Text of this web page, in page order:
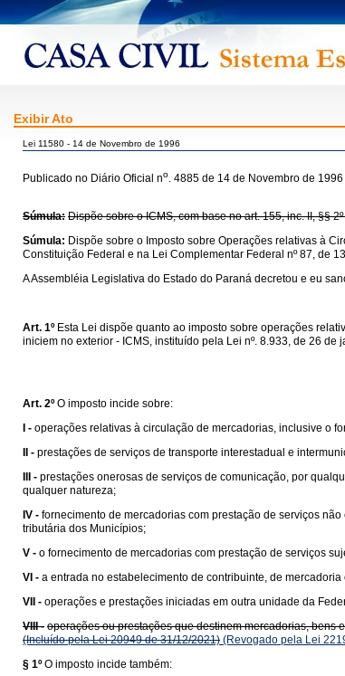
Exibir Ato
Lei 11580 - 14 de Novembro de 1996
Publicado no Diário Oficial no. 4885 de 14 de Novembro de 1996
Súmula: Dispõe sobre o ICMS, com base no art. 155, inc. II, §§
Súmula: Dispõe sobre o Imposto sobre Operações relativas à
Constituição Federal e na Lei Complementar Federal nº 87, de
A Assembléia Legislativa do Estado do Paraná decretou e eu
Art. 1º Esta Lei dispõe quanto ao imposto sobre operações
iniciem no exterior - ICMS, instituído pela Lei nº. 8.933, de 26
Art. 2º O imposto incide sobre:
I - operações relativas à circulação de mercadorias, inclusive o
II - prestações de serviços de transporte interestadual e
III - prestações onerosas de serviços de comunicação, por
qualquer natureza;
IV - fornecimento de mercadorias com prestação de serviços
tributária dos Municípios;
V - o fornecimento de mercadorias com prestação de serviços
VI - a entrada no estabelecimento de contribuinte, de
VII - operações e prestações iniciadas em outra unidade da
VIII - operações ou prestações que destinem mercadorias, bens
(Incluído pela Lei 20949 de 31/12/2021) (Revogado pela Lei
§ 1º O imposto incide também: